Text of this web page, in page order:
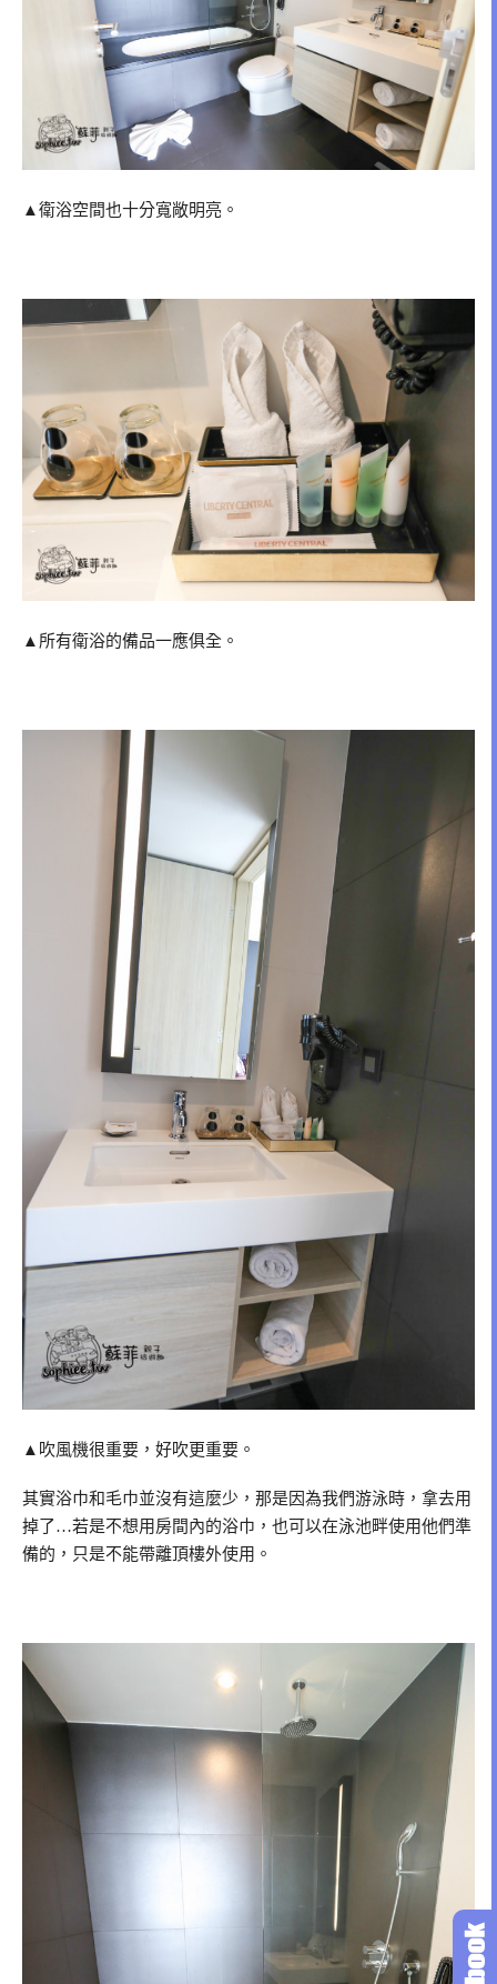
▲衛浴空間也十分寬敞明亮。
▲所有衛浴的備品一應俱全。
▲吹風機很重要，好吹更重要。
其實浴巾和毛巾並沒有這麼少，那是因為我們游泳時，拿去用
掉了…若是不想用房間內的浴巾，也可以在泳池畔使用他們準
備的，只是不能帶離頂樓外使用。